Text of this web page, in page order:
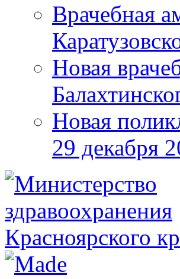
Врачебная
Новая
Новая
29 декабря